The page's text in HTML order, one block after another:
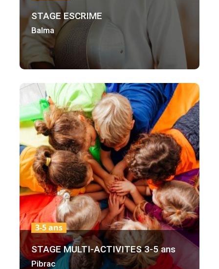
STAGE ESCRIME
Balma
STAGE MULTI-ACTIVITES 3-5 ans
Pibrac
3-5 ans